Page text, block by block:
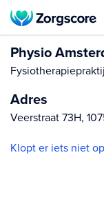
Physio
Adres
Veerstraat 73H,
Klopt er iets niet